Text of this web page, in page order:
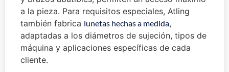
a la pieza. Para requisitos especiales, Atling
también fabrica lunetas hechas a medida,
adaptadas a los diámetros de sujeción, tipos de
máquina y aplicaciones específicas de cada
cliente.